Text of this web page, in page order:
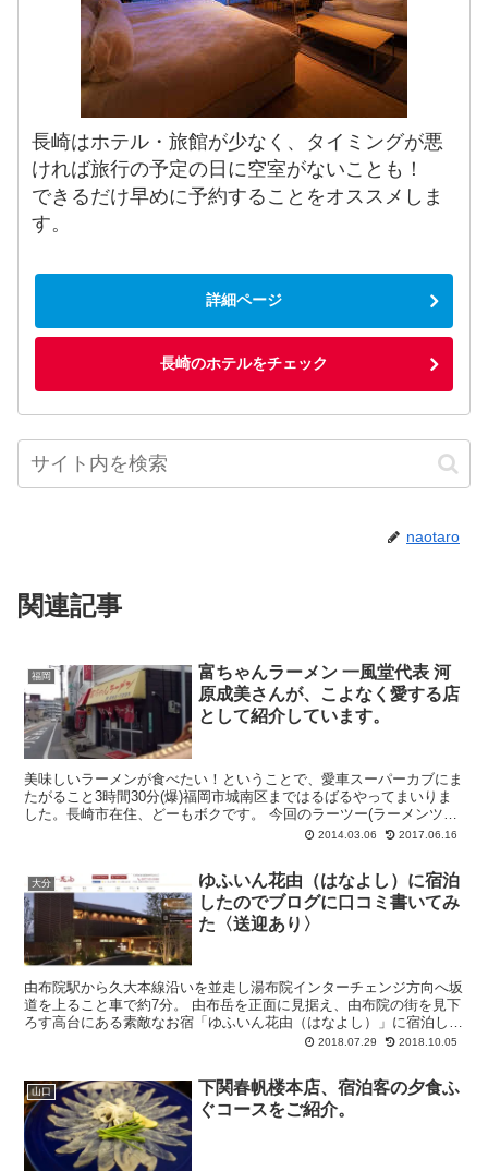
長崎はホテル・旅館が少なく、タイミングが悪
ければ旅行の予定の日に空室がないことも！
できるだけ早めに予約することをオススメしま
す。
詳細ページ
長崎のホテルをチェック
naotaro
関連記事
福岡
富ちゃんラーメン 一風堂代表 河
原成美さんが、こよなく愛する店
として紹介しています。
美味しいラーメンが食べたい！ということで、愛車スーパーカブにま
たがること3時間30分(爆)福岡市城南区まではるばるやってまいりま
した。長崎市在住、どーもボクです。 今回のラーツー(ラーメンツー
2014.03.06 2017.06.16
大分
ゆふいん花由（はなよし）に宿泊
したのでブログに口コミ書いてみ
た〈送迎あり〉
由布院駅から久大本線沿いを並走し湯布院インターチェンジ方向へ坂
道を上ること車で約7分。 由布岳を正面に見据え、由布院の街を見下
ろす高台にある素敵なお宿「ゆふいん花由（はなよし）」に宿泊して
きました。 花由（はなよし）に決めたポイ... 2018.07.29 2018.10.05
山口
下関春帆楼本店、宿泊客の夕食ふ
ぐコースをご紹介。